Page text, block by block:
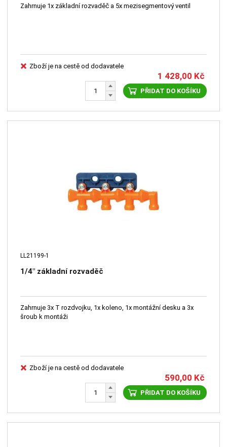
Zahrnuje 1x základní rozvaděč a 5x mezisegmentový ventil
Zboží je na cestě od dodavatele
1 428,00 Kč
PŘIDAT DO KOŠÍKU
LL21199-1
1/4" základní rozvaděč
Zahrnuje 3x T rozdvojku, 1x koleno, 1x montážní desku a 3x
šroub k montáži
Zboží je na cestě od dodavatele
590,00 Kč
PŘIDAT DO KOŠÍKU